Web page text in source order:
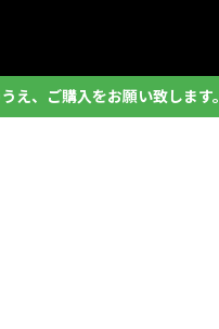
、ご購入をお願い致します。